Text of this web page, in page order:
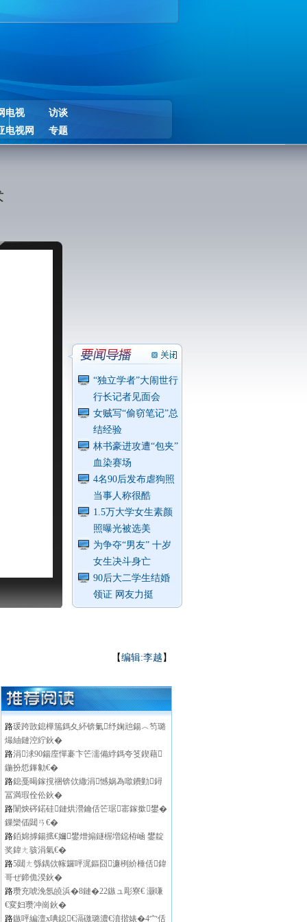
电视
访谈
电视网
专题
“独立学者”大闹世行
行长记者见面会
女贼写“偷窃笔记”总
结经验
林书豪进攻遭“包夹”
血染赛场
4名90后发布虐狗照
当事人称很酷
1.5万大学女生素颜
照曝光被选美
为争夺“男友” 十岁
女生决斗身亡
90后大二学生结婚
领证 网友力挺
【编辑:李越 】
路瑗跨敳鎴樺箷鎷夊紑锛氭纾婅兘鍚︿笉璐
熶紬鏈涳紵鈥�
路涓浗90鍚庢憚褰卞笀濡備綍鎷夸笅鍥藉
鍦扮悊鎽勨€�
路鎴戞暍鎵撹祵锛佽繖涓憾娲為噷鐨勭鐞
冨満瑕佺伀鈥�
路闈炴硶鍩硅鏈烘瀯鑰佸笀琚寚鎵撳鐢�
鏁欒偛閮ㄢ€�
路銆婂摢鍚掋€嬭鐢熷搧鐩楃増鐚栫崡 鐢靛
奖鍏ㄤ骇涓氣€�
路5閮ㄤ綔鍝佽幏鑼呯浘鏂囧濂栵紒棰佸鍏
哥ぜ鍗佹湀鈥�
路瓒充唬浼氬皢浜�8鏈�22鏃ュ彫寮€ 灏嗛
€変妇瓒冲崗鈥�
路鏃呯編澶х唺鐚€滆礉璐濃€濆揩婊�4宀佸